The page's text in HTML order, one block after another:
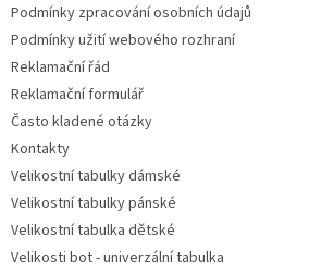
Podmínky zpracování osobních údajů
Podmínky užití webového rozhraní
Reklamační řád
Reklamační formulář
Často kladené otázky
Kontakty
Velikostní tabulky dámské
Velikostní tabulky pánské
Velikostní tabulka dětské
Velikosti bot - univerzální tabulka